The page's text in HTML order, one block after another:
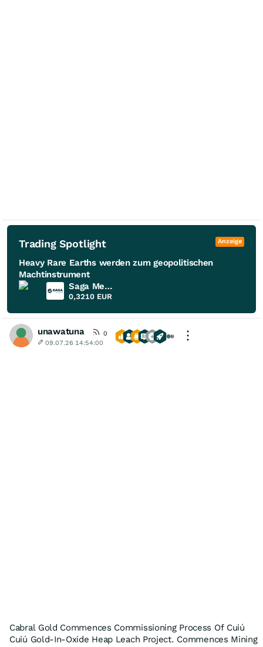
Trading Spotlight Anzeige
Heavy Rare Earths werden zum geopolitischen
Machtinstrument
Saga Metals
0,3210 EUR
unawatuna
0
09.07.26 14:54:00
Cabral Gold Commences Commissioning Process Of Cuiú
Cuiú Gold-In-Oxide Heap Leach Project. Commences Mining